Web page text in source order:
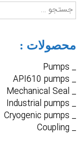
جستجو
برای:
محصولات :
_ Pumps
_ API610 pumps
_ Mechanical Seal
_ Industrial pumps
_ Cryogenic pumps
_ Coupling